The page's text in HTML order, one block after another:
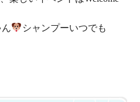
シャンプーいつでも